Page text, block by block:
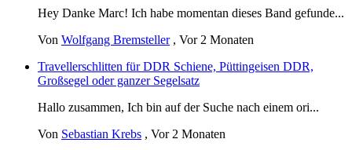
Hey Danke Marc! Ich habe momentan dieses Band gefunde...
Von Wolfgang Bremsteller, Vor 2 Monaten
Travellerschlitten für DDR Schiene, Püttingeisen DDR,
Großsegel oder ganzer Segelsatz
Hallo zusammen, Ich bin auf der Suche nach einem ori...
Von Sebastian Krebs , Vor 2 Monaten